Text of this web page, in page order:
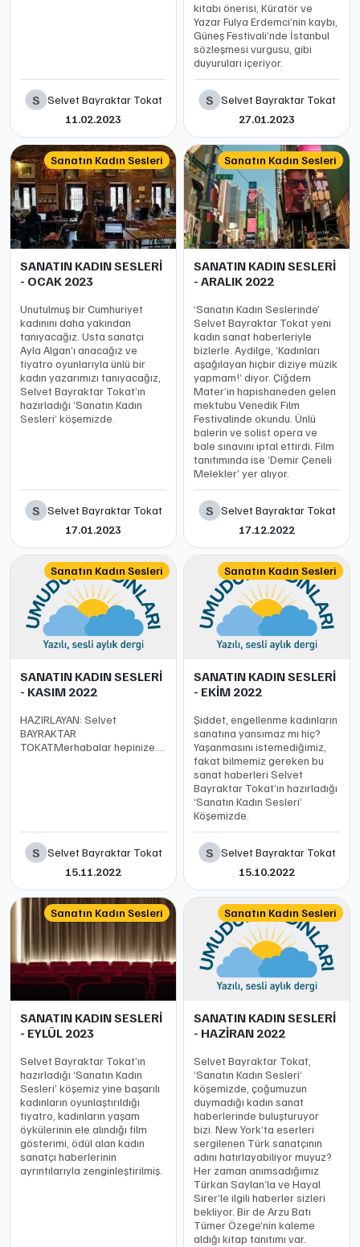
S Selvet Bayraktar Tokat
11.02.2023
kitabı önerisi, Küratör ve
Yazar Fulya Erdemci’nin kaybı,
Güneş Festivali’nde İstanbul
sözleşmesi vurgusu, gibi
duyuruları içeriyor.
S Selvet Bayraktar Tokat
27.01.2023
Sanatın Kadın Sesleri
SANATIN KADIN SESLERİ
- OCAK 2023
Unutulmuş bir Cumhuriyet
kadınını daha yakından
tanıyacağız. Usta sanatçı
Ayla Algan’ı anacağız ve
tiyatro oyunlarıyla ünlü bir
kadın yazarımızı tanıyacağız,
Selvet Bayraktar Tokat’ın
hazırladığı ‘Sanatın Kadın
Sesleri’ köşemizde.
S Selvet Bayraktar Tokat
17.01.2023
Sanatın Kadın Sesleri
SANATIN KADIN SESLERİ
- ARALIK 2022
‘Sanatın Kadın Seslerinde’
Selvet Bayraktar Tokat yeni
kadın sanat haberleriyle
bizlerle. Aydilge, ‘Kadınları
aşağılayan hiçbir diziye müzik
yapmam!’ diyor. Çiğdem
Mater’in hapishaneden gelen
mektubu Venedik Film
Festivalinde okundu. Ünlü
balerin ve solist opera ve
bale sınavını iptal ettirdi. Film
tanıtımında ise ‘Demir Çeneli
Melekler’ yer alıyor.
S Selvet Bayraktar Tokat
17.12.2022
Sanatın Kadın Sesleri
SANATIN KADIN SESLERİ
- KASIM 2022
HAZIRLAYAN: Selvet
BAYRAKTAR
TOKATMerhabalar hepinize.
kadın senaristin sansürlenen
dizisi
S Selvet Bayraktar Tokat
15.11.2022
Sanatın Kadın Sesleri
SANATIN KADIN SESLERİ
- EKİM 2022
Şiddet, engellenme kadınların
sanatına yansımaz mı hiç?
Yaşanmasını istemediğimiz,
fakat bilmemiz gereken bu
sanat haberleri Selvet
Bayraktar Tokat’ın hazırladığı
‘Sanatın Kadın Sesleri’
Köşemizde.
S Selvet Bayraktar Tokat
15.10.2022
Sanatın Kadın Sesleri
SANATIN KADIN SESLERİ
- EYLÜL 2023
Selvet Bayraktar Tokat’ın
hazırladığı ‘Sanatın Kadın
Sesleri’ köşemiz yine başarılı
kadınların oyunlaştırıldığı
tiyatro, kadınların yaşam
öykülerinin ele alındığı film
gösterimi, ödül alan kadın
sanatçı haberlerinin
ayrıntılarıyla zenginleştirilmiş.
Sanatın Kadın Sesleri
SANATIN KADIN SESLERİ
- HAZİRAN 2022
Selvet Bayraktar Tokat,
‘Sanatın Kadın Sesleri’
köşemizde, çoğumuzun
duymadığı kadın sanat
haberlerinde buluşturuyor
bizi. New York’ta eserleri
sergilenen Türk sanatçının
adını hatırlayabiliyor muyuz?
Her zaman anımsadığımız
Türkan Saylan’la ve Hayal
Sirer’le ilgili haberler sizleri
bekliyor. Bir de Arzu Batı
Tümer Özege’nin kaleme
aldığı kitap tanıtımı var.